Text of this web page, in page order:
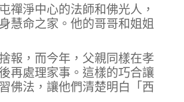
禪淨中心的法師和佛光人，
慧命之家。他的哥哥和姐姐
報，而今年，父親同樣在孝
再處理家事。這樣的巧合讓
佛法，讓他們清楚明白「西